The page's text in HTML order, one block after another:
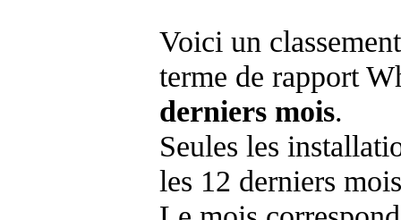
Voici un
terme de rapport
derniers mois.
Seules les
les 12 derniers